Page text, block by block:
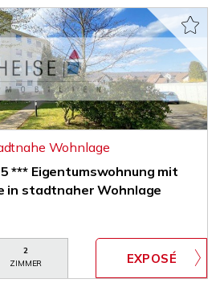
Wohnlage
*** Eigentumswohnung mit
in stadtnaher Wohnlage
2
ZIMMER